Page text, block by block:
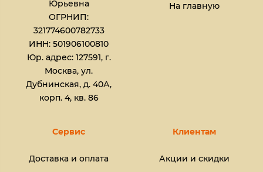
Юрьевна​
ОГРНИП:
321774600782733
ИНН: 501906100810
Юр. адрес: 127591, г.
Москва, ул.
Дубнинская, д. 40А,
корп. 4, кв. 86
На главную
Сервис
Доставка и оплата
Клиентам
Акции и скидки